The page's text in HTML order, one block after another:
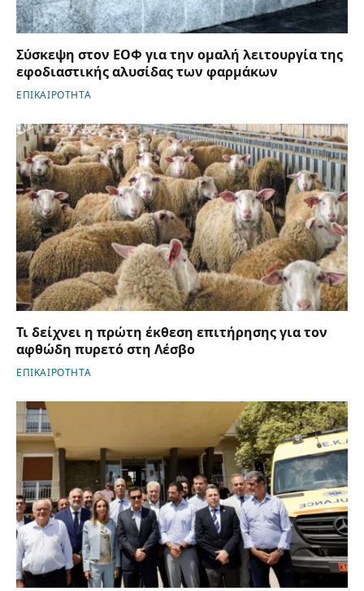
Σύσκεψη στον ΕΟΦ για την ομαλή λειτουργία της
εφοδιαστικής αλυσίδας των φαρμάκων
ΕΠΙΚΑΙΡΟΤΗΤΑ
Τι δείχνει η πρώτη έκθεση επιτήρησης για τον
αφθώδη πυρετό στη Λέσβο
ΕΠΙΚΑΙΡΟΤΗΤΑ